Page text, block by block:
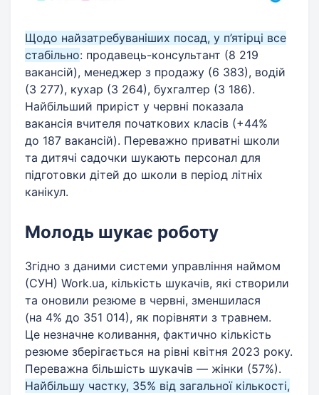
Щодо найзатребуваніших посад, у п’ятірці все
стабільно: продавець-консультант (8 219
вакансій), менеджер з продажу (6 383), водій
(3 277), кухар (3 264), бухгалтер (3 186).
Найбільший приріст у червні показала
вакансія вчителя початкових класів (+44%
до 187 вакансій). Переважно приватні школи
та дитячі садочки шукають персонал для
підготовки дітей до школи в період літніх
канікул.
Молодь шукає роботу
Згідно з даними системи управління наймом
(СУН) Work.ua, кількість шукачів, які створили
та оновили резюме в червні, зменшилася
(на 4% до 351 014), як порівняти з травнем.
Це незначне коливання, фактично кількість
резюме зберігається на рівні квітня 2023 року.
Переважна більшість шукачів — жінки (57%).
Найбільшу частку, 35% від загальної кількості,